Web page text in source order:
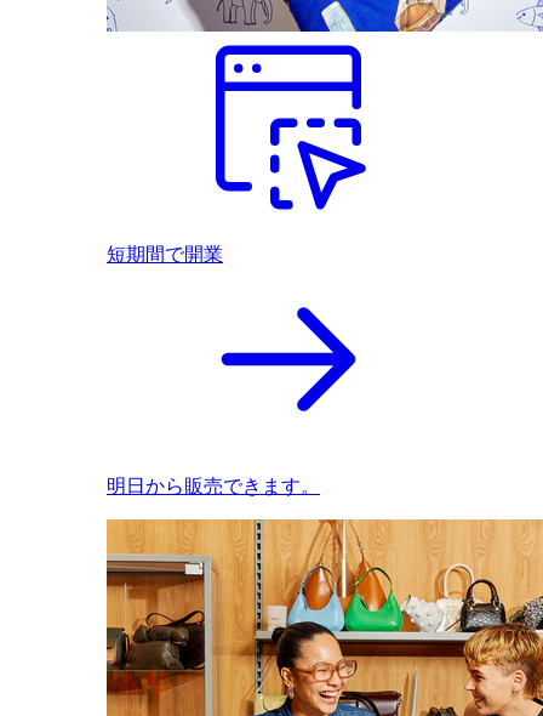
短期間で開業
明日から販売できます。